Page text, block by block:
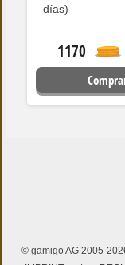
días)
1170
© gamigo AG 2005-